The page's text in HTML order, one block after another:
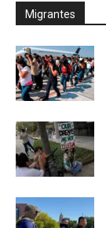
Migrantes